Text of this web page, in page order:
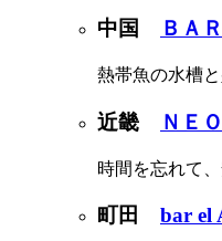
中国 ＢＡ
熱帯魚の水槽
近畿 ＮＥ
時間を忘れて
町田 bar el